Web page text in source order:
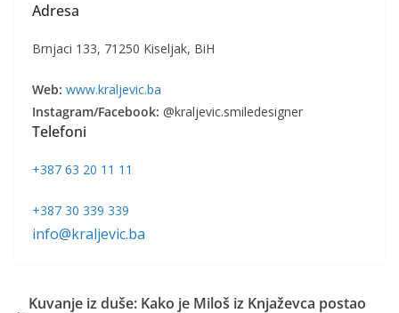
Adresa
Brnjaci 133, 71250 Kiseljak, BiH
Web: www.kraljevic.ba
Instagram/Facebook: @kraljevic.smiledesigner
Telefoni
+387 63 20 11 11
+387 30 339 339
info@kraljevic.ba
Kuvanje iz duše: Kako je Miloš iz Knjaževca postao